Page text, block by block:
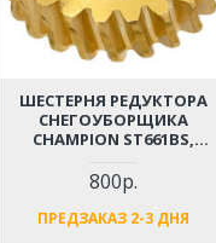
ШЕСТЕРНЯ РЕДУКТОРА
СНЕГОУБОРЩИКА
CHAMPION ST661BS,
51405MA, SNAPPER 924IE,
924IR, MURRAY ML61750R,
ML61900R, 6240810X61,
800р.
ПРЕДЗАКАЗ 2-3 ДНЯ